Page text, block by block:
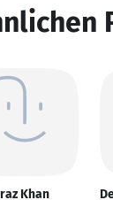
Khan